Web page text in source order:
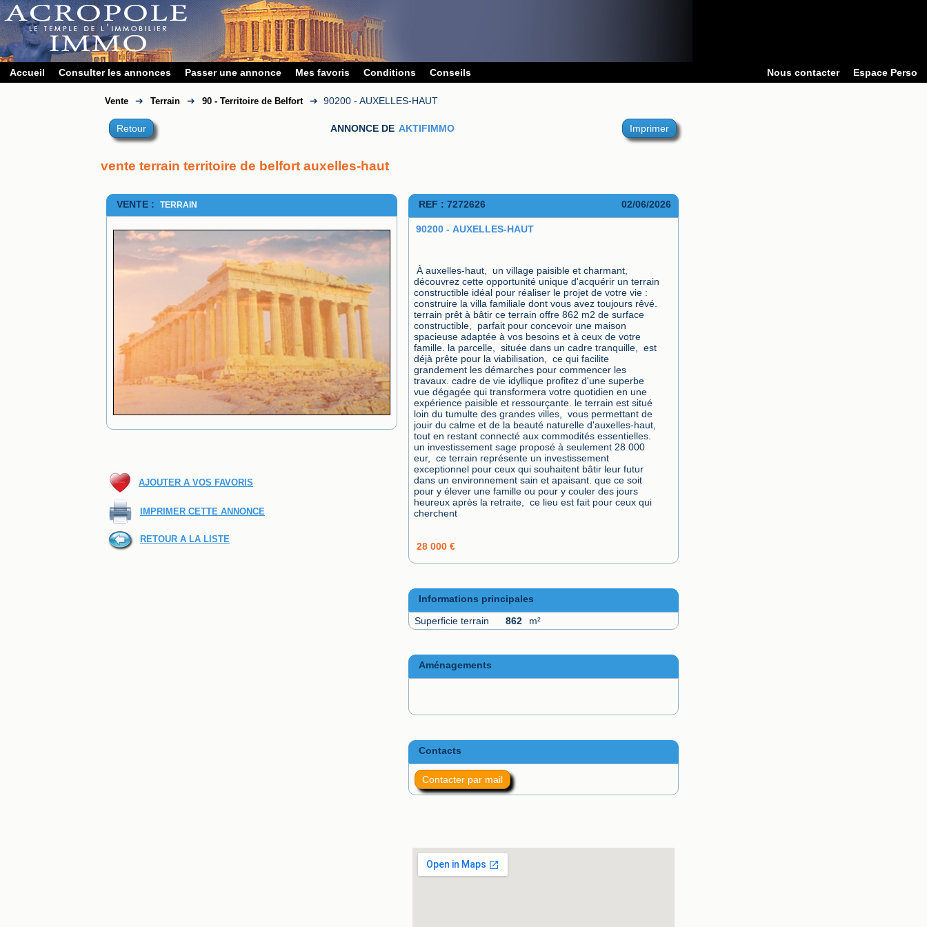
Accueil Consulter les annonces Passer une annonce Mes favoris Conditions Conseils Nous contacter Espace Perso
Vente ➔ Terrain ➔ 90 - Territoire de Belfort ➔ 90200 - AUXELLES-HAUT
Retour ANNONCE DE AKTIFIMMO Imprimer
vente terrain territoire de belfort auxelles-haut
VENTE : TERRAIN
AJOUTER A VOS FAVORIS
IMPRIMER CETTE ANNONCE
RETOUR A LA LISTE
REF : 7272626 02/06/2026
90200 - AUXELLES-HAUT
À auxelles-haut,  un village paisible et charmant,
découvrez cette opportunité unique d'acquérir un terrain
constructible idéal pour réaliser le projet de votre vie :
construire la villa familiale dont vous avez toujours rêvé.
terrain prêt à bâtir ce terrain offre 862 m2 de surface
constructible,  parfait pour concevoir une maison
spacieuse adaptée à vos besoins et à ceux de votre
famille. la parcelle,  située dans un cadre tranquille,  est
déjà prête pour la viabilisation,  ce qui facilite
grandement les démarches pour commencer les
travaux. cadre de vie idyllique profitez d'une superbe
vue dégagée qui transformera votre quotidien en une
expérience paisible et ressourçante. le terrain est situé
loin du tumulte des grandes villes,  vous permettant de
jouir du calme et de la beauté naturelle d'auxelles-haut,
tout en restant connecté aux commodités essentielles.
un investissement sage proposé à seulement 28 000
eur,  ce terrain représente un investissement
exceptionnel pour ceux qui souhaitent bâtir leur futur
dans un environnement sain et apaisant. que ce soit
pour y élever une famille ou pour y couler des jours
heureux après la retraite,  ce lieu est fait pour ceux qui
cherchent
28 000 €
Informations principales
Superficie terrain
862 m²
Aménagements
Contacts
Contacter par mail